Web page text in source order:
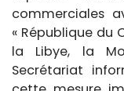
commerciales
« République du
la Libye, la
Secrétariat